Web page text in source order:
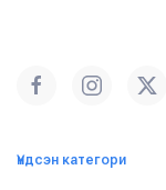
Үндсэн категори